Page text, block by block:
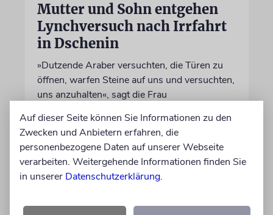
Mutter und Sohn entgehen
Lynchversuch nach Irrfahrt
in Dschenin
»Dutzende Araber versuchten, die Türen zu
öffnen, warfen Steine auf uns und versuchten,
uns anzuhalten«, sagt die Frau
07.08.2026
Auf dieser Seite können Sie Informationen zu den
Zwecken und Anbietern erfahren, die
personenbezogene Daten auf unserer Webseite
verarbeiten. Weitergehende Informationen finden Sie
in unserer Datenschutzerklärung.